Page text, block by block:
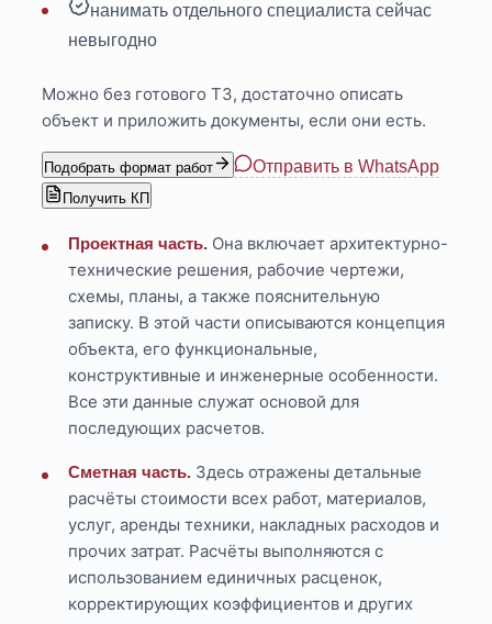
нанимать отдельного специалиста сейчас
невыгодно
Можно без готового ТЗ, достаточно описать
объект и приложить документы, если они есть.
Подобрать формат работ Отправить в WhatsApp
Получить КП
Проектная часть. Она включает архитектурно-
технические решения, рабочие чертежи,
схемы, планы, а также пояснительную
записку. В этой части описываются концепция
объекта, его функциональные,
конструктивные и инженерные особенности.
Все эти данные служат основой для
последующих расчетов.
Сметная часть. Здесь отражены детальные
расчёты стоимости всех работ, материалов,
услуг, аренды техники, накладных расходов и
прочих затрат. Расчёты выполняются с
использованием единичных расценок,
корректирующих коэффициентов и других